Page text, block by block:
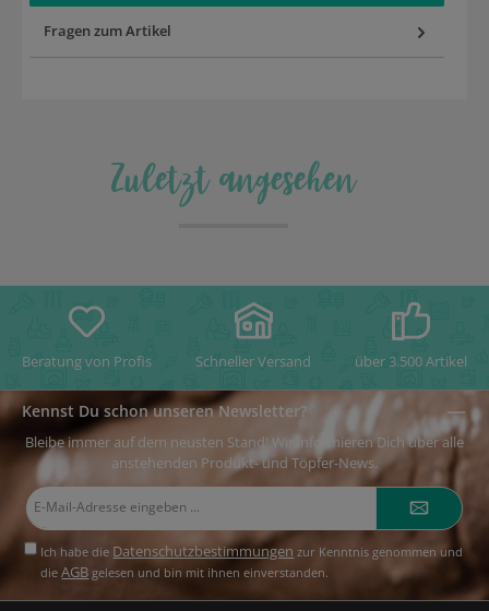
Fragen zum Artikel
Zuletzt angesehen
Beratung von Profis Schneller Versand über 3.500 Artikel
Kennst Du schon unseren Newsletter?
Bleibe immer auf dem neusten Stand! Wir informieren Dich über alle
anstehenden Produkt- und Töpfer-News.
Ich habe die Datenschutzbestimmungen zur Kenntnis genommen und
dieAGB gelesen und bin mit ihnen einverstanden.